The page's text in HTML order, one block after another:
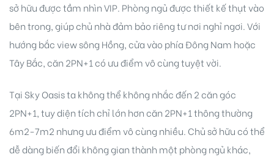
sở hữu được tầm nhìn VIP. Phòng ngủ được thiết kế thụt vào
bên trong, giúp chủ nhà đảm bảo riêng tư nơi nghỉ ngơi. Với
hướng bắc view sông Hồng, cửa vào phía Đông Nam hoặc
Tây Bắc, căn 2PN+1 có ưu điểm vô cùng tuyệt vời.
Tại Sky Oasis ta không thể không nhắc đến 2 căn góc
2PN+1, tuy diện tích chỉ lớn hơn căn 2PN+1 thông thường
6m2-7m2 nhưng ưu điểm vô cùng nhiều. Chủ sở hữu có thể
dễ dàng biến đổi không gian thành một phòng ngủ khác,